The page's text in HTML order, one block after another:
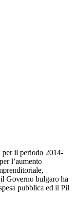
per il periodo 2014-
l’aumento
Governo bulgaro ha
pubblica ed il Pil